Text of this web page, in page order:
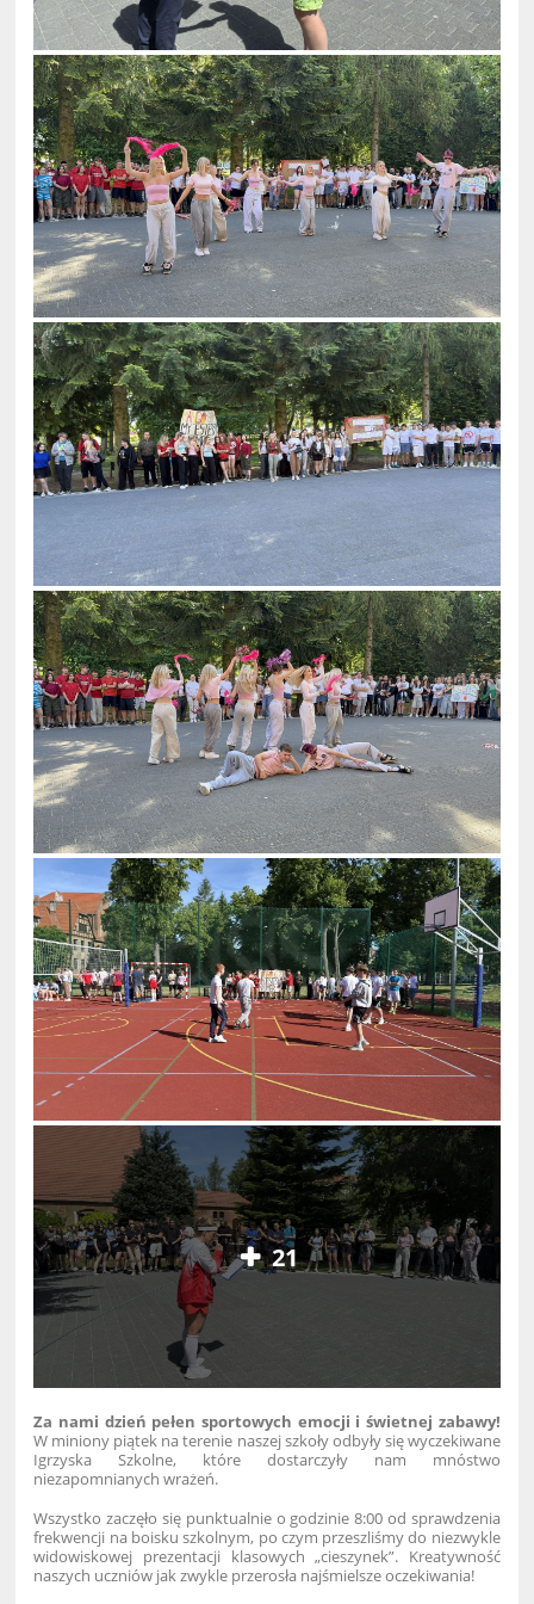
21
Za nami dzień pełen sportowych emocji i świetnej zabawy!
W miniony piątek na terenie naszej szkoły odbyły się wyczekiwane
Igrzyska Szkolne, które dostarczyły nam mnóstwo
niezapomnianych wrażeń.
Wszystko zaczęło się punktualnie o godzinie 8:00 od sprawdzenia
frekwencji na boisku szkolnym, po czym przeszliśmy do niezwykle
widowiskowej prezentacji klasowych „cieszynek”. Kreatywność
naszych uczniów jak zwykle przerosła najśmielsze oczekiwania!